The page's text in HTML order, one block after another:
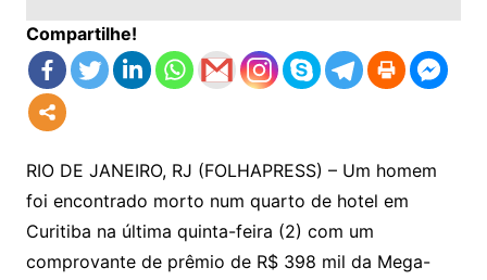
Compartilhe!
RIO DE JANEIRO, RJ (FOLHAPRESS) – Um homem
foi encontrado morto num quarto de hotel em
Curitiba na última quinta-feira (2) com um
comprovante de prêmio de R$ 398 mil da Mega-